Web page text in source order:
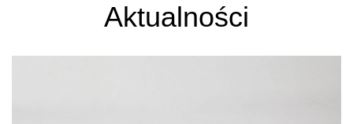
Aktualności